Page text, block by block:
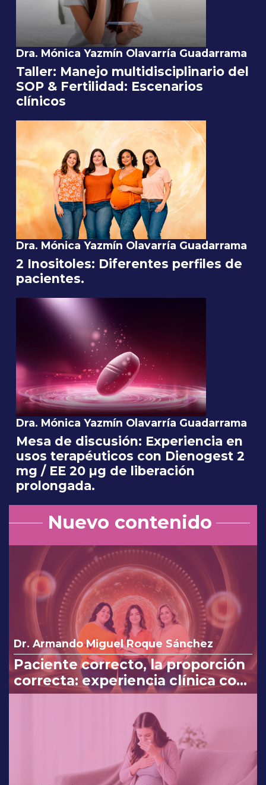
Dra. Mónica Yazmín Olavarría Guadarrama
Taller: Manejo multidisciplinario del
SOP & Fertilidad: Escenarios
clínicos
Dra. Mónica Yazmín Olavarría Guadarrama
2 Inositoles: Diferentes perfiles de
pacientes.
Dra. Mónica Yazmín Olavarría Guadarrama
Mesa de discusión: Experiencia en
usos terapéuticos con Dienogest 2
mg / EE 20 µg de liberación
prolongada.
Nuevo contenido
Dr. Armando Miguel Roque Sánchez
Paciente correcto, la proporción
correcta: experiencia clínica con
Myo y D-Chiro-Inositol